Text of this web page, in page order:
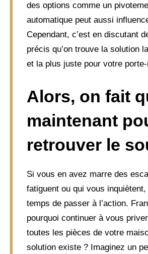
des options comme un
automatique peut aussi
Cependant, c’est en discutant
précis qu’on trouve la solution
et la plus juste pour votre
Alors, on fait
maintenant
retrouver le
Si vous en avez marre des
fatiguent ou qui vous
temps de passer à l’action.
pourquoi continuer à vous
toutes les pièces de votre
solution existe ? Imaginez un